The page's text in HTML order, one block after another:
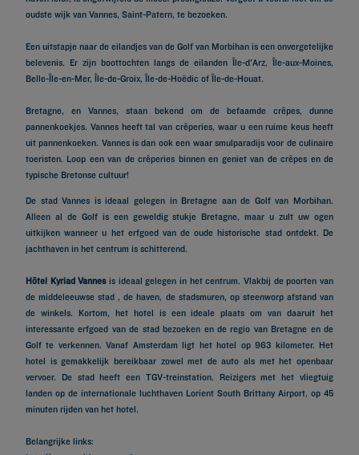
oudste wijk van Vannes, Saint-Patern, te bezoeken.
Een uitstapje naar de eilandjes van de Golf van Morbihan is een onvergetelijke
belevenis. Er zijn boottochten langs de eilanden Île-d'Arz, Île-aux-Moines,
Belle-Île-en-Mer, Île-de-Groix, Île-de-Hoëdic of Île-de-Houat.
Bretagne, en Vannes, staan bekend om de befaamde crêpes, dunne
pannenkoekjes. Vannes heeft tal van crêperies, waar u een ruime keus heeft
uit pannenkoeken. Vannes is dan ook een waar smulparadijs voor de culinaire
toeristen. Loop een van de crêperies binnen en geniet van de crêpes en de
typische Bretonse cultuur!
De stad Vannes is ideaal gelegen in Bretagne aan de Golf van Morbihan.
Alleen al de Golf is een geweldig stukje Bretagne, maar u zult uw ogen
uitkijken wanneer u het erfgoed van de oude historische stad ontdekt. De
jachthaven in het centrum is schitterend.
Hôtel Kyriad Vannesis ideaal gelegen in het centrum. Vlakbij de poorten van
de middeleeuwse stad , de haven, de stadsmuren, op steenworp afstand van
de winkels. Kortom, het hotel is een ideale plaats om van daaruit het
interessante erfgoed van de stad bezoeken en de regio van Bretagne en de
Golf te verkennen. Vanaf Amsterdam ligt het hotel op 963 kilometer. Het
hotel is gemakkelijk bereikbaar zowel met de auto als met het openbaar
vervoer. De stad heeft een TGV-treinstation. Reizigers met het vliegtuig
landen op de internationale luchthaven Lorient South Brittany Airport, op 45
minuten rijden van het hotel.
Belangrijke links: